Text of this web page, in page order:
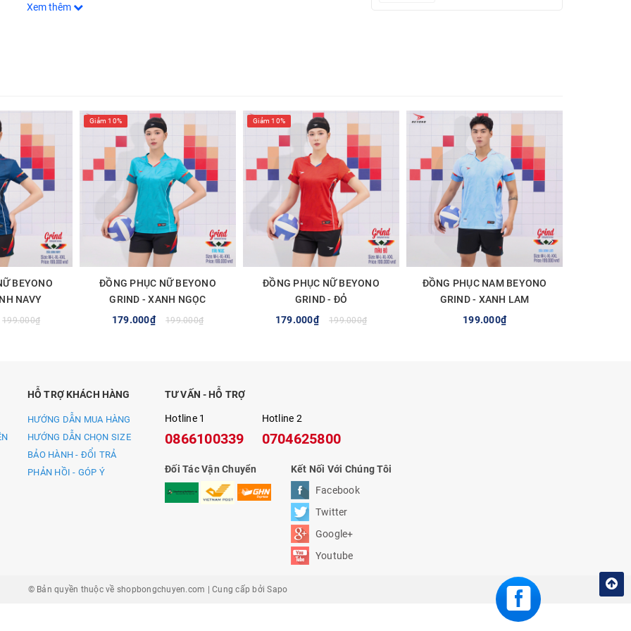
của đàn voi sát thủ. Bust chính là biểu tượng của sức mạnh chiến thuật
BUST:
thể thao với kết cấu sợi vải mịn, mát, chống nhăn và co giãn linh hoạt
toàn tĩnh điện
4 phiên bản màu cuốn hút gồm: Trắng - Xanh, Trắng - Đỏ, Xanh dương, Xanh
đường bóng?
nước nhà. Beyono sẽ là lựa chọn mới của bạn.
truyền tải đến mọi người thông điệp – “Hãy theo đuổi đam
với đam mê cùng một bầu nhiệt huyết tràn đầy của tuổi trẻ.
Xem thêm
BEYONO
NAVY
199.000₫
Giảm 10%
ĐỒNG PHỤC NỮ BEYONO
GRIND - XANH NGỌC
179.000₫
199.000₫
Giảm 10%
ĐỒNG PHỤC NỮ BEYONO
GRIND - ĐỎ
179.000₫
199.000₫
ĐỒNG PHỤC NAM BEYONO
GRIND - XANH LAM
199.000₫
HỖ TRỢ KHÁCH HÀNG
HƯỚNG DẪN MUA HÀNG
HƯỚNG DẪN CHỌN SIZE
BẢO HÀNH - ĐỔI TRẢ
PHẢN HỒI - GÓP Ý
TƯ VẤN - HỖ TRỢ
Hotline 1
0866100339
Hotline 2
0704625800
Đối Tác Vận Chuyển
Kết Nối Với Chúng Tôi
Facebook
Twitter
Google+
Youtube
© Bản quyền thuộc về shopbongchuyen.com Cung cấp bởiSapo